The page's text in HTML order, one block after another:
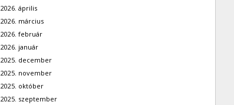
2026. április
2026. március
2026. február
2026. január
2025. december
2025. november
2025. október
2025. szeptember